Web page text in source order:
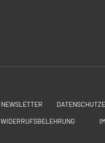
NEWSLETTER
WIDERRUFSBELEHRUNG